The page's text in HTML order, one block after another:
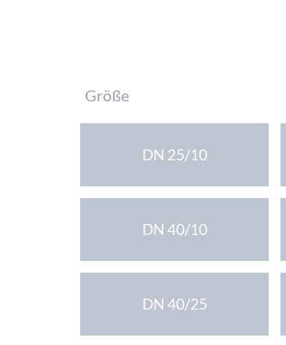
Pflichtfeld
Größe
DN 25/10
DN 40/10
DN 40/25